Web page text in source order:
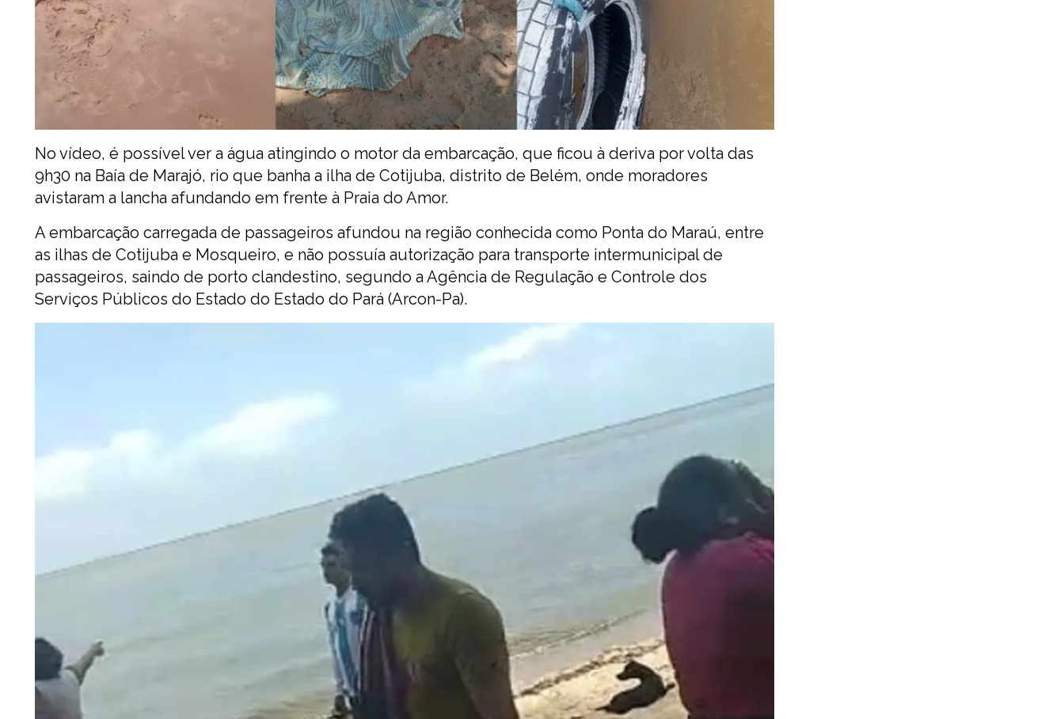
No vídeo, é possível ver a água atingindo o motor da embarcação, que ficou à deriva por volta das
9h30 na Baía de Marajó, rio que banha a ilha de Cotijuba, distrito de Belém, onde moradores
avistaram a lancha afundando em frente à Praia do Amor.
A embarcação carregada de passageiros afundou na região conhecida como Ponta do Maraú, entre
as ilhas de Cotijuba e Mosqueiro, e não possuía autorização para transporte intermunicipal de
passageiros, saindo de porto clandestino, segundo a Agência de Regulação e Controle dos
Serviços Públicos do Estado do Estado do Pará (Arcon-Pa).